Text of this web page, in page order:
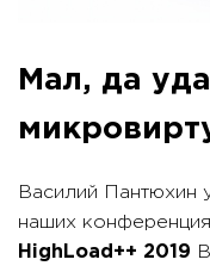
Мал, да
Василий Пантюхин
наших
HighLoad++ 2019